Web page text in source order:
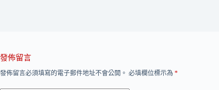
發佈留言
發佈留言必須填寫的電子郵件地址不會公開。 必填欄位標示為 *